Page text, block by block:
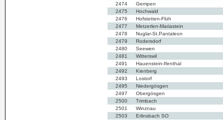
2474
Gempen
2475
Hochwald
2476
Hofstetten-Flüh
2477
Metzerlen-Mariastein
2478
Nuglar-St.Pantaleon
2479
Rodersdorf
2480
Seewen
2481
Witterswil
2491
Hauenstein-Ifenthal
2492
Kienberg
2493
Lostorf
2495
Niedergösgen
2497
Obergösgen
2500
Trimbach
2501
Winznau
2503
Erlinsbach SO